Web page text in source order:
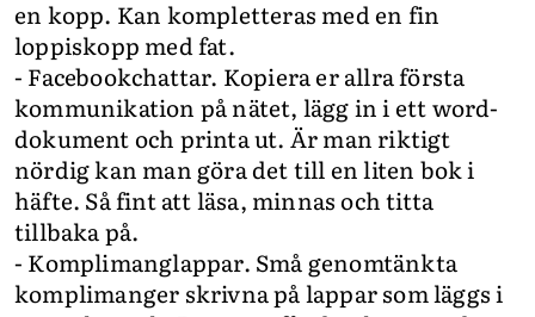
en kopp. Kan kompletteras med en fin
loppiskopp med fat.
- Facebookchattar. Kopiera er allra första
kommunikation på nätet, lägg in i ett word-
dokument och printa ut. Är man riktigt
nördig kan man göra det till en liten bok i
häfte. Så fint att läsa, minnas och titta
tillbaka på.
- Komplimanglappar. Små genomtänkta
komplimanger skrivna på lappar som läggs i